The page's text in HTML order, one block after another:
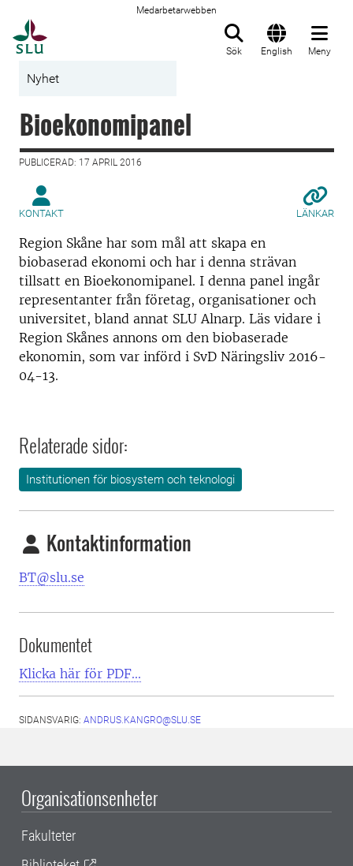
Medarbetarwebben
Sök English Meny
Nyhet
Bioekonomipanel
PUBLICERAD: 17 APRIL 2016
KONTAKT LÄNKAR
Region Skåne har som mål att skapa en
biobaserad ekonomi och har i denna strävan
tillsatt en Bioekonomipanel. I denna panel ingår
representanter från företag, organisationer och
universitet, bland annat SLU Alnarp. Läs vidare i
Region Skånes annons om den biobaserade
ekonomin, som var införd i SvD Näringsliv 2016-
04-13.
Relaterade sidor:
Institutionen för biosystem och teknologi
Kontaktinformation
BT@slu.se
Dokumentet
Klicka här för PDF...
SIDANSVARIG: ANDRUS.KANGRO@SLU.SE
Organisationsenheter
Fakulteter